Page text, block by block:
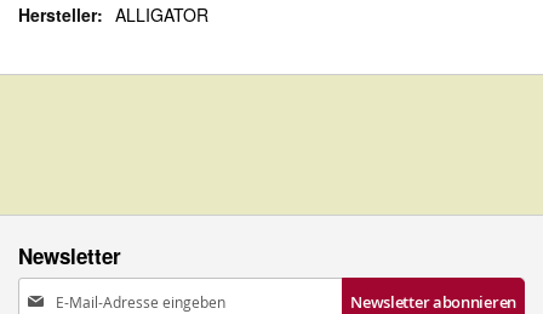
ALLIGATOR
Newsletter
Anmeldung
Newsletter abonnieren